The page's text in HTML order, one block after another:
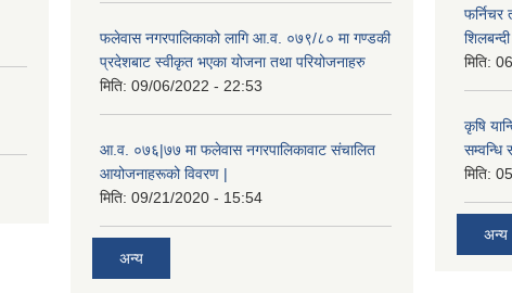
फलेवास नगरपालिकाको लागि आ.व. ०७९/८० मा गण्डकी
प्रदेशबाट स्वीकृत भएका योजना तथा परियोजनाहरु
मिति: 09/06/2022 - 22:53
आ.व. ०७६|७७ मा फलेवास नगरपालिकावाट संचालित
आयोजनाहरूको विवरण |
मिति: 09/21/2020 - 15:54
अन्य
फर्निचर
मिति:
कृषि
सम्वन्धि
मिति:
अन्य